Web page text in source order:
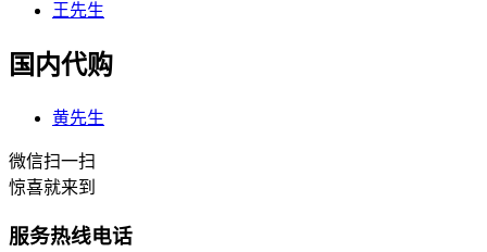
王先生
国内代购
黄先生
微信扫一扫
惊喜就来到
服务热线电话